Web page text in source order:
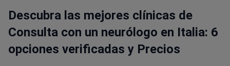
Descubra las mejores clínicas de
Consulta con un neurólogo en Italia: 6
opciones verificadas y Precios